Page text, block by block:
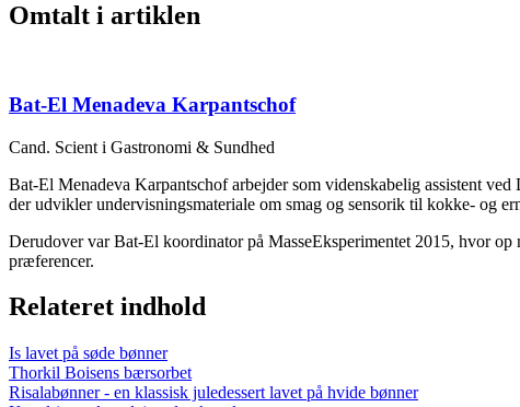
Omtalt i artiklen
Bat-El Menadeva Karpantschof
Cand. Scient i Gastronomi & Sundhed
Bat-El Menadeva Karpantschof arbejder som videnskabelig assistent
der udvikler undervisningsmateriale om smag og sensorik til kokke- og
Derudover var Bat-El koordinator på MasseEksperimentet 2015, hvor
præferencer.
Relateret indhold
Is lavet på søde bønner
Thorkil Boisens bærsorbet
Risalabønner - en klassisk juledessert lavet på hvide bønner